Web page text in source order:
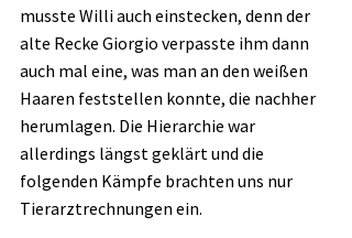
musste Willi auch einstecken, denn der
alte Recke Giorgio verpasste ihm dann
auch mal eine, was man an den weißen
Haaren feststellen konnte, die nachher
herumlagen. Die Hierarchie war
allerdings längst geklärt und die
folgenden Kämpfe brachten uns nur
Tierarztrechnungen ein.